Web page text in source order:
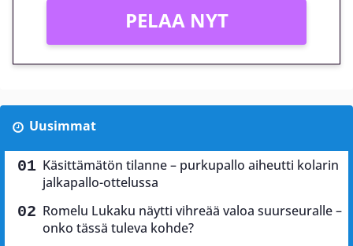
PELAA NYT
Uusimmat
Käsittämätön tilanne – purkupallo aiheutti kolarin
jalkapallo-ottelussa
Romelu Lukaku näytti vihreää valoa suurseuralle –
onko tässä tuleva kohde?